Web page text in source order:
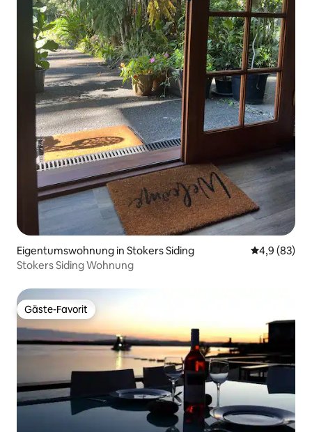
Eigentumswohnung in Stokers Siding
4,9 (83)
Stokers Siding Wohnung
Gäste-Favorit
Gäste-Favorit